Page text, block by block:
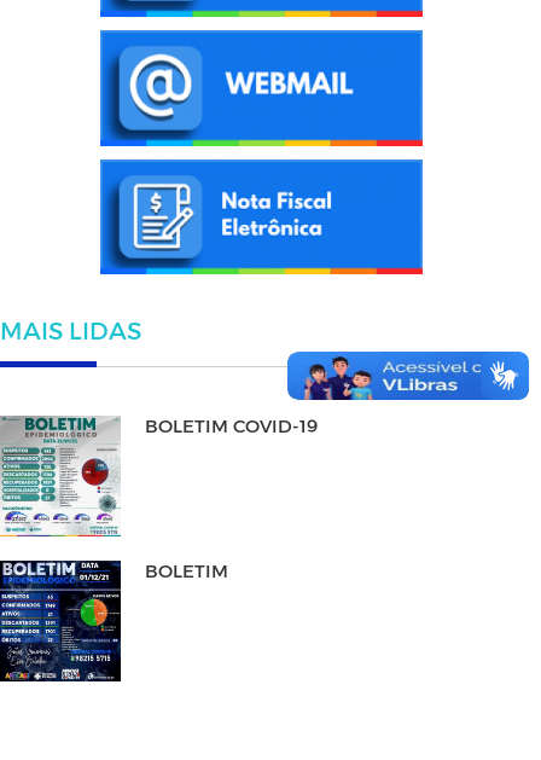
MAIS LIDAS
BOLETIM COVID-19
BOLETIM